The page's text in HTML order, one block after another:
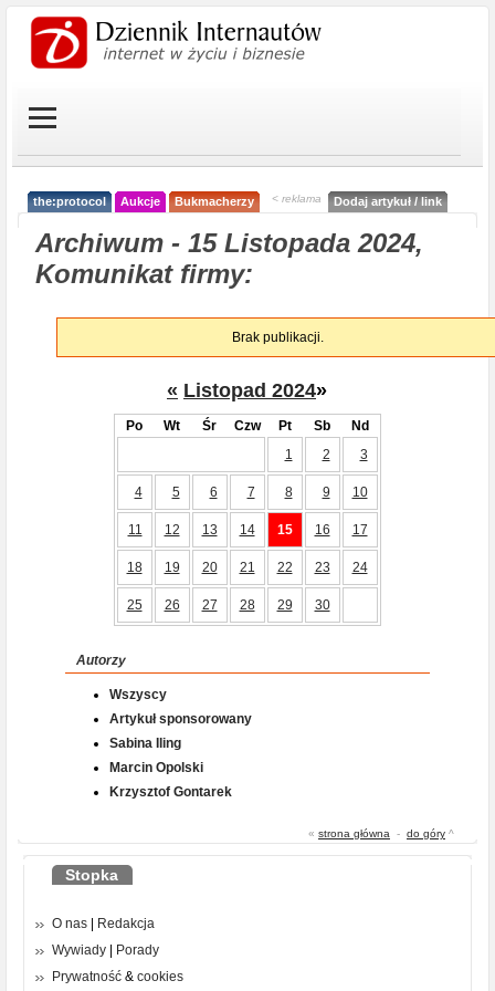
the:protocol Aukcje Bukmacherzy < reklama Dodaj artykuł / link
Archiwum - 15 Listopada 2024,
Komunikat firmy:
Brak publikacji.
« Listopad 2024»
Po Wt Śr Czw Pt Sb
Nd
1
2 3
4 5 6 7 8 9 10
11 12 13 14 15 16 17
18 19 20 21 22 23 24
25 26 27 28 29 30
Autorzy
Wszyscy
Artykuł sponsorowany
Sabina Iling
Marcin Opolski
Krzysztof Gontarek
« strona główna - do góry ^
Stopka
O nas
Redakcja
Wywiady
Porady
Prywatność & cookies